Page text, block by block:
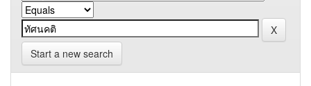
Start a new search